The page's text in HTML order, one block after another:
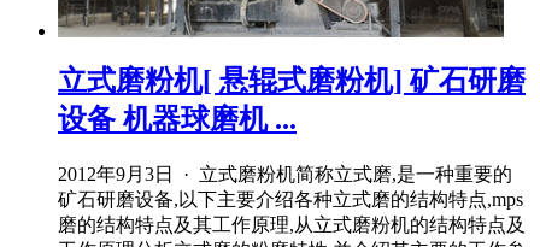
立式磨粉机[ 悬辊式磨粉机] 矿石研磨
设备 机器球磨机 ...
2012年9月3日 · 立式磨粉机简称立式磨,是一种重要的
矿石研磨设备,以下主要介绍各种立式磨的结构特点,mps
磨的结构特点及其工作原理,从立式磨粉机的结构特点及